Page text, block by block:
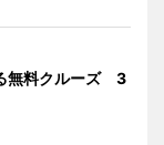
無料クルーズ 3